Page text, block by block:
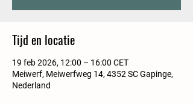
Tijd en locatie
19 feb 2026, 12:00 – 16:00 CET
Meiwerf, Meiwerfweg 14, 4352 SC Gapinge,
Nederland